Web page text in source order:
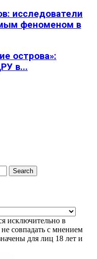
исследователи
феноменом в
острова»:
в...
Search
исключительно в
совпадать с мнением
для лиц 18 лет и